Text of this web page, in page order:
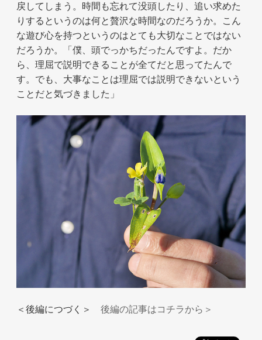
戻してしまう。時間も忘れて没頭したり、追い求めた
りするというのは何と贅沢な時間なのだろうか。こん
な遊び心を持つというのはとても大切なことではない
だろうか。「僕、頭でっかちだったんですよ。だか
ら、理屈で説明できることが全てだと思ってたんで
す。でも、大事なことは理屈では説明できないという
ことだと気づきました」
＜後編につづく＞ 後編の記事はコチラから＞